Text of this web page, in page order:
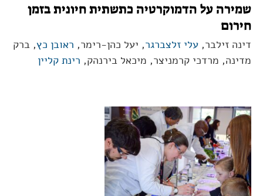
שמירה על הדמוקרטיה כתשתית חיונית בזמן
חירום
דינה זילבר, עלי זלצברגר, יעל כהן-רימר, ראובן כץ, ברק
מדינה, מרדכי קרמניצר, מיכאל בירנהק, רינת קליין